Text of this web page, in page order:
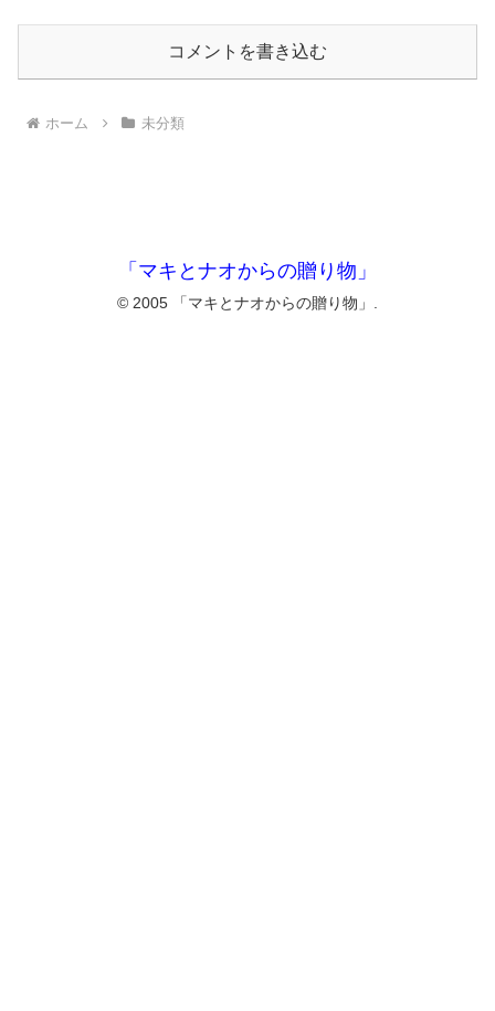
コメントを書き込む
ホーム 未分類
「マキとナオからの贈り物」
© 2005 「マキとナオからの贈り物」.